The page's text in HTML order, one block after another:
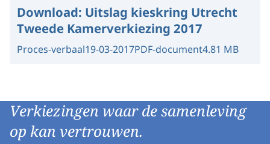
Download: Uitslag kieskring Utrecht
Tweede Kamerverkiezing 2017
Proces-verbaal19-03-2017PDF-document4.81 MB
Verkiezingen waar de samenleving
op kan vertrouwen.